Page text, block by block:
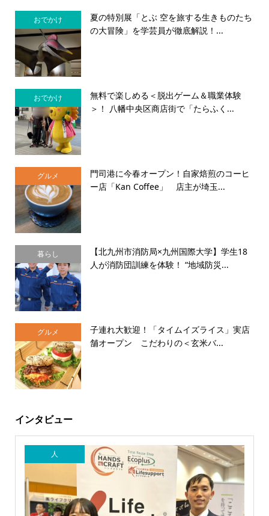
おでかけ
夏の特別展「とぶ 空を旅する生きものたち
の大冒険」を学芸員が徹底解説！...
おでかけ
無料で楽しめる＜脱出ゲーム＆職業体験
＞！ 八幡中央区商店街で「たらふく...
グルメ
門司港に今春オープン！自家焙煎のコーヒ
ー店「Kan Coffee」 店主が埼玉...
暮らし
【北九州市消防局×九州国際大学】学生18
人が消防団訓練を体験！ “地域防災...
グルメ
子連れ大歓迎！「タイムイズライス」実店
舗オープン こだわりの＜玄米バ...
インタビュー
人